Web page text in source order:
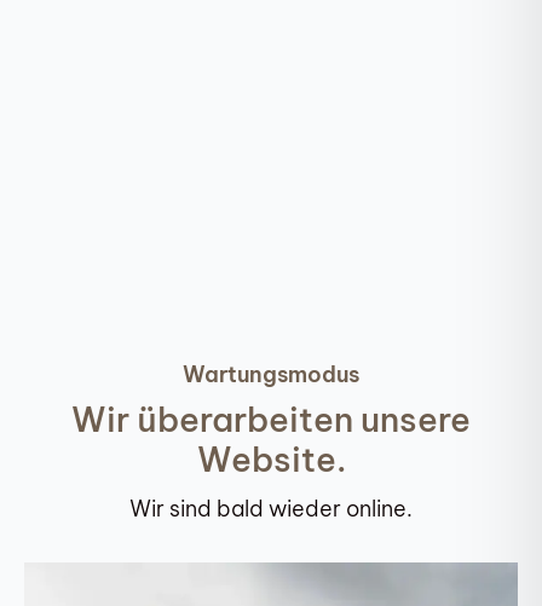
Wartungsmodus
Wir überarbeiten unsere
Website.
Wir sind bald wieder online.